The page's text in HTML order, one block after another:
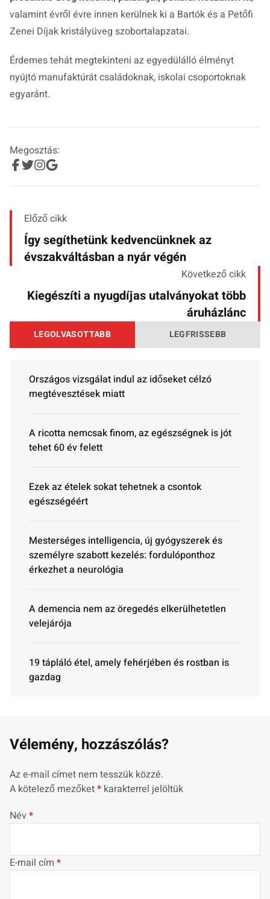
valamint évről évre innen kerülnek ki a Bartók és a Petőfi
Zenei Díjak kristályüveg szobortalapzatai.
Érdemes tehát megtekinteni az egyedülálló élményt
nyújtó manufaktúrát családoknak, iskolai csoportoknak
egyaránt.
Megosztás:
Előző cikk
Így segíthetünk kedvencünknek az
évszakváltásban a nyár végén
Következő cikk
Kiegészíti a nyugdíjas utalványokat több
áruházlánc
LEGOLVASOTTABB LEGFRISSEBB
Országos vizsgálat indul az időseket célzó
megtévesztések miatt
A ricotta nemcsak finom, az egészségnek is jót
tehet 60 év felett
Ezek az ételek sokat tehetnek a csontok
egészségéért
Mesterséges intelligencia, új gyógyszerek és
személyre szabott kezelés: fordulóponthoz
érkezhet a neurológia
A demencia nem az öregedés elkerülhetetlen
velejárója
19 tápláló étel, amely fehérjében és rostban is
gazdag
Vélemény, hozzászólás?
Az e-mail címet nem tesszük közzé.
A kötelező mezőket* karakterrel jelöltük
Név*
E-mail cím *